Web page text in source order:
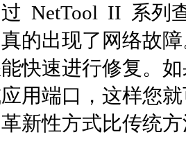
NetTool II 系列
的出现了网络故
快速进行修复。
用端口，这样您
新性方式比传统